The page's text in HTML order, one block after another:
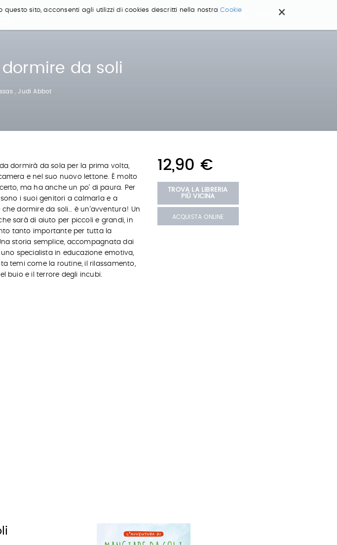
×
questo sito, acconsenti agli utilizzi di cookies descritti nella nostraCookie
Cerca ...
da soli
,Judi Abbot
dormirà da sola per la prima volta,
e nel suo nuovo lettone. È molto
ma ha anche un po’ di paura. Per
i suoi genitori a calmarla e a
che dormire da soli… è un’avventura! Un
sarà di aiuto per piccoli e grandi, in
tanto importante per tutta la
storia semplice, accompagnata dai
specialista in educazione emotiva,
temi come la routine, il rilassamento,
buio e il terrore degli incubi.
12,90 €
TROVA LA LIBRERIA
PIÙ VICINA
ACQUISTA ONLINE